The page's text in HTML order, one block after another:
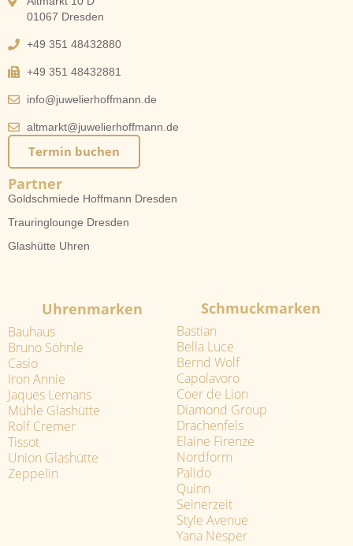
01067 Dresden
+49 351 48432880
+49 351 48432881
info@juwelierhoffmann.de
altmarkt@juwelierhoffmann.de
Termin buchen
Partner
Goldschmiede Hoffmann Dresden
Trauringlounge Dresden
Glashütte Uhren
Uhrenmarken
Bauhaus
Bruno Söhnle
Casio
Iron Annie
Jaques Lemans
Mühle Glashütte
Rolf Cremer
Tissot
Union Glashütte
Zeppelin
Schmuckmarken
Bastian
Bella Luce
Bernd Wolf
Capolavoro
Coer de Lion
Diamond Group
Drachenfels
Elaine Firenze
Nordform
Palido
Quinn
Seinerzeit
Style Avenue
Yana Nesper